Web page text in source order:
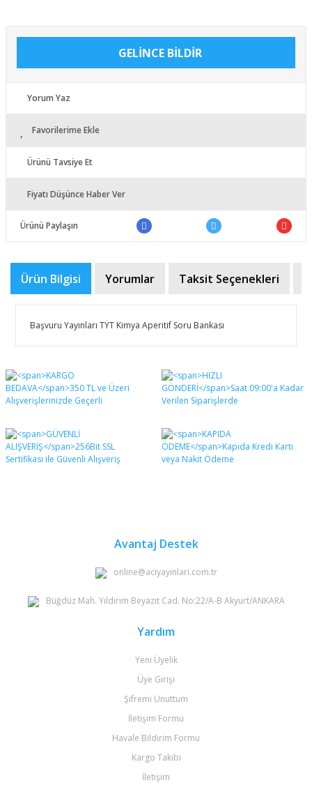
GELİNCE BİLDİR
Yorum Yaz
Favorilerime Ekle
Ürünü Tavsiye Et
Fiyatı Düşünce Haber Ver
Ürünü Paylaşın
Ürün Bilgisi Yorumlar Taksit Seçenekleri
Başvuru Yayınları TYT Kimya Aperitif Soru Bankası
Bu ürüne ilk yorumu siz yapın!
Yorum Yaz
Bu ürünün fiyat bilgisi, resim, ürün açıklamalarında ve
diğer konularda yetersiz gördüğünüz noktaları öneri
formunu kullanarak tarafımıza iletebilirsiniz.
Görüş ve önerileriniz için teşekkür ederiz.
Ürün resmi kalitesiz, bozuk veya görüntülenemiyor.
Ürün açıklamasında eksik bilgiler bulunuyor.
Avantaj Destek
online@aciyayinlari.com.tr
Büğdüz Mah. Yıldırım Beyazıt Cad. No:22/A-B Akyurt/ANKARA
Yardım
Yeni Üyelik
Üye Girişi
Şifremi Unuttum
İletişim Formu
Havale Bildirim Formu
Kargo Takibi
İletişim